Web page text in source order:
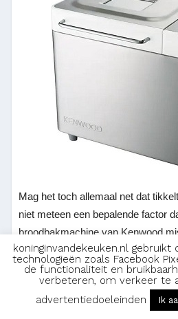
Mag het toch allemaal net dat
niet meteen een bepalende factor
broodbakmachine van Kenwood
jou. Deze broodbakmachine is in
op het stroomnet aangesloten,
645 Watt te leveren. Dit wordt
vooraf geprogrammeerde
koninginvandekeuken.nl gebruikt
technologieën zoals Facebook
de functionaliteit en
verbeteren, om verkeer te
advertentiedoeleinden
Ik